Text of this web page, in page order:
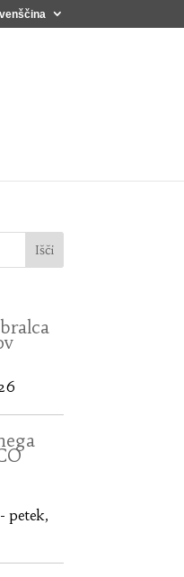
-petek,